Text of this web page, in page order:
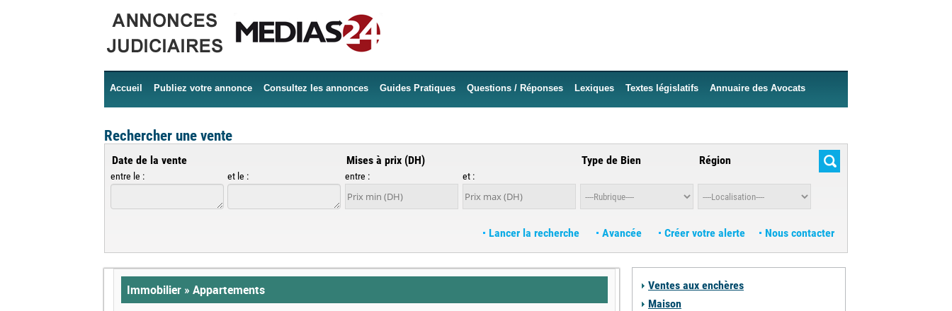
Accueil Publiez votre annonce Consultez les annonces Guides Pratiques Questions / Réponses Lexiques Textes législatifs Annuaire des Avocats
Rechercher une vente
Date de la vente
entre le : et le :
Mises à prix (DH)
entre : et :
Type de Bien Région
Nous contacter
Créer votre alerte
Avancée
Lancer la recherche
Immobilier » Appartements
Ventes aux enchères
Maison